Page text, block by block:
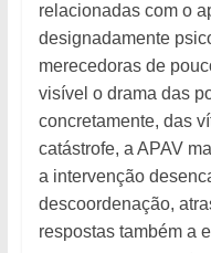
relacionadas com o
designadamente
merecedoras de
visível o drama das
concretamente, das
catástrofe, a APAV
a intervenção
descoordenação,
respostas também a